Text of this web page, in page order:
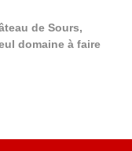
de Sours,
domaine à faire